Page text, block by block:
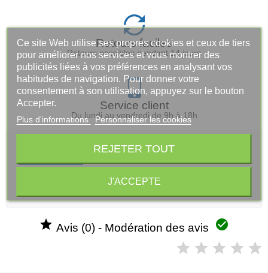
Retours faciles
Retours possibles pendant 14 jours
Service client
Du lundi au vendredi de 9h à 18h
Guirlande Happy Halloween
 Avis (0) - Modération des avis 
Ce site Web utilise ses propres cookies et ceux de tiers
pour améliorer nos services et vous montrer des
publicités liées à vos préférences en analysant vos
habitudes de navigation. Pour donner votre
consentement à son utilisation, appuyez sur le bouton
Accepter.
Plus d'informations Personnaliser les cookies
REJETER TOUT
J'ACCEPTE